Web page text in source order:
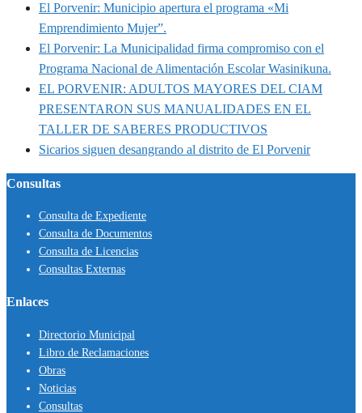
El Porvenir: Municipio apertura el programa «Mi
Emprendimiento Mujer”.
El Porvenir: La Municipalidad firma compromiso con el
Programa Nacional de Alimentación Escolar Wasinikuna.
EL PORVENIR: ADULTOS MAYORES DEL CIAM
PRESENTARON SUS MANUALIDADES EN EL
TALLER DE SABERES PRODUCTIVOS
Sicarios siguen desangrando al distrito de El Porvenir
Consultas
Consulta de Expediente
Consulta de Documentos
Consulta de Licencias
Consultas Externas
Enlaces
Directorio Municipal
Libro de Reclamaciones
Obras
Noticias
Consultas